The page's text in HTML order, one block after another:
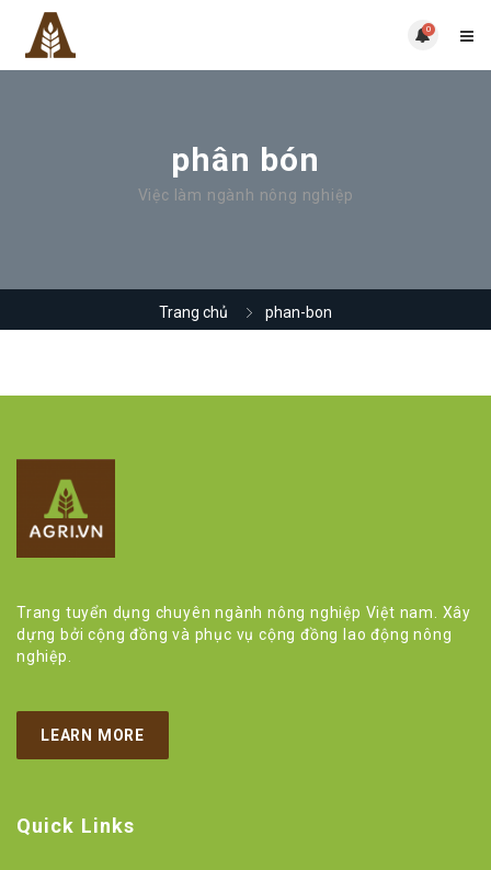
0
phân bón
Việc làm ngành nông nghiệp
Trang chủ phan-bon
Trang tuyển dụng chuyên ngành nông nghiệp Việt nam. Xây
dựng bởi cộng đồng và phục vụ cộng đồng lao động nông
nghiệp.
LEARN MORE
Quick Links